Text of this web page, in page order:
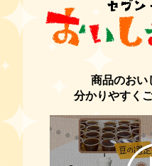
商品のおい
分かりやすく